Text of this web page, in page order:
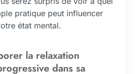
pratique peut influencer
état mental.
la relaxation
dans sa